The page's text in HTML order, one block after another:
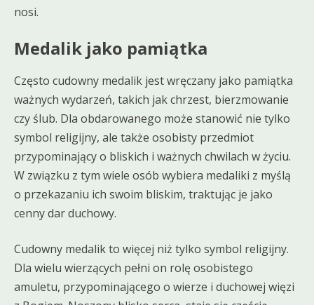
nosi.
Medalik jako pamiątka
Często cudowny medalik jest wręczany jako pamiątka
ważnych wydarzeń, takich jak chrzest, bierzmowanie
czy ślub. Dla obdarowanego może stanowić nie tylko
symbol religijny, ale także osobisty przedmiot
przypominający o bliskich i ważnych chwilach w życiu.
W związku z tym wiele osób wybiera medaliki z myślą
o przekazaniu ich swoim bliskim, traktując je jako
cenny dar duchowy.
Cudowny medalik to więcej niż tylko symbol religijny.
Dla wielu wierzących pełni on rolę osobistego
amuletu, przypominającego o wierze i duchowej więzi